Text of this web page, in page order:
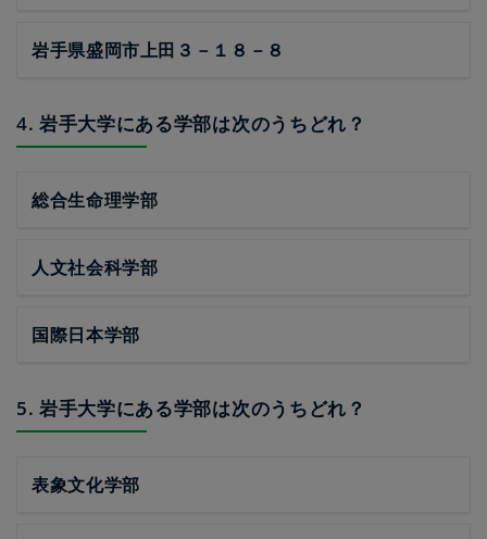
岩手県盛岡市上田３－１８－８
4. 岩手大学にある学部は次のうちどれ？
総合生命理学部
人文社会科学部
国際日本学部
5. 岩手大学にある学部は次のうちどれ？
表象文化学部